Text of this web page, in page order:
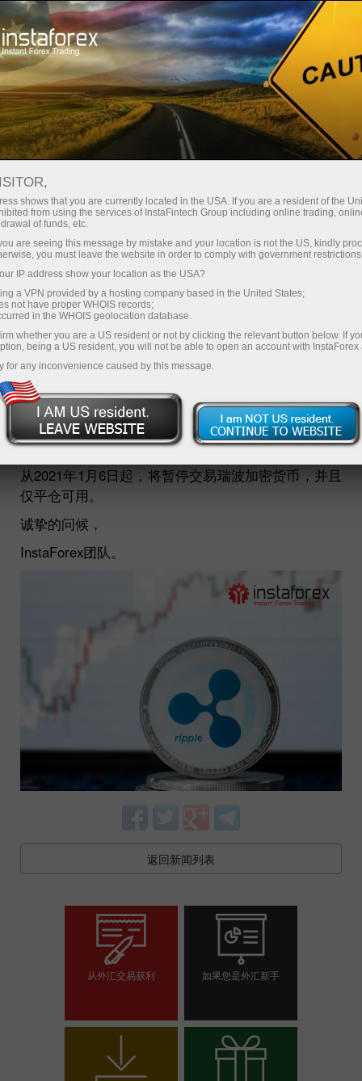
About InstaForex
05.01.2021 12:49 PM
尊敬的客户们！
我们想通知您，由于瑞波币的不确定情况，我们对交
易进行了以下更改。
从2021年1月6日起，将暂停交易瑞波加密货币，并且
仅平仓可用。
诚挚的问候，
InstaForex团队。
返回新闻列表
从外汇交易获利 如果您是外汇新手
开设模拟帐户
shows that you are currently located in the USA. If you are a resident of the
from using the services of InstaFintech Group including online trading,
of funds, etc.
are seeing this message by mistake and your location is not the US, kindly
you must leave the website in order to comply with government
IP address show your location as the USA?
a VPN provided by a hosting company based in the United States;
not have proper WHOIS records;
in the WHOIS geolocation database.
whether you are a US resident or not by clicking the relevant button below. If
being a US resident, you will not be able to open an account with InstaForex
for any inconvenience caused by this message.